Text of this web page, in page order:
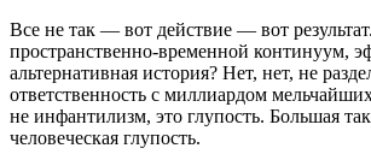
Все не так — вот действие — вот
пространственно-временной континуум,
альтернативная история? Нет, нет, не
ответственность с миллиардом
не инфантилизм, это глупость. Большая
человеческая глупость.